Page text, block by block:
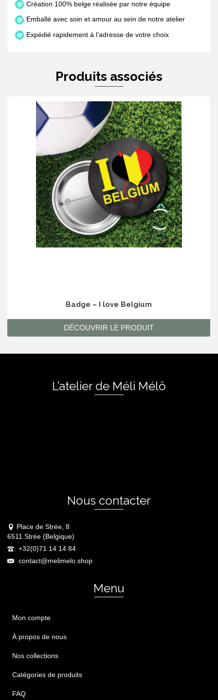
Création 100% belge réalisée par notre équipe
Emballé avec soin et amour au sein de notre atelier
Expédié rapidement à l’adresse de votre choix
Produits associés
Badge – I love Belgium
DÉCOUVRIR LE PRODUIT
L’atelier de Méli Mélô
Nous contacter
Place de Strée, 8
6511 Strée (Belgique)
+32(0)71 14 14 84
contact@melimelo.shop
Menu
Mon compte
À propos de nous
Nos collections
Catégories de produits
FAQ